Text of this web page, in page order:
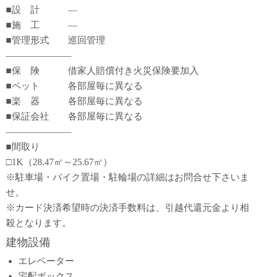
■設 計 ―
■施 工 ―
■管理形式 巡回管理
―――――――
■保 険 借家人賠償付き火災保険要加入
■ペット 各部屋毎に異なる
■楽 器 各部屋毎に異なる
■保証会社 各部屋毎に異なる
―――――――
■間取り
□1K（28.47㎡～25.67㎡）
※駐車場・バイク置場・駐輪場の詳細はお問合せ下さいま
せ。
※カード決済希望時の決済手数料は、引越代還元金より相
殺となります。
建物設備
エレベーター